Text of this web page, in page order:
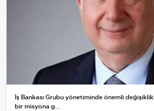
İş Bankası Grubu yönetiminde önemli
bir misyona g...